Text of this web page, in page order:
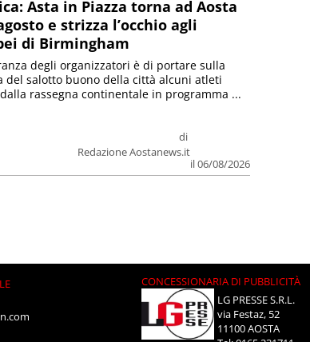
Asta in Piazza torna ad Aosta
e strizza l’occhio agli
di Birmingham
di
Redazione Aostanews.it
il 06/08/2026
degli organizzatori è di portare sulla
del salotto buono della città alcuni atleti
rassegna continentale in programma ...
CONCESSIONARIA DI PUBBLICITÀ
LG PRESSE S.R.L.
via Festaz, 52
11100 AOSTA